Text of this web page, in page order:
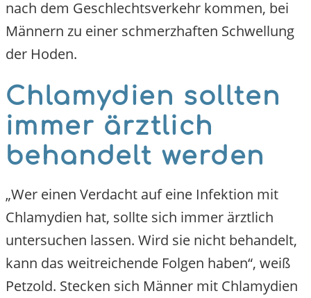
nach dem Geschlechtsverkehr kommen, bei
Männern zu einer schmerzhaften Schwellung
der Hoden.
Chlamydien sollten
immer ärztlich
behandelt werden
„Wer einen Verdacht auf eine Infektion mit
Chlamydien hat, sollte sich immer ärztlich
untersuchen lassen. Wird sie nicht behandelt,
kann das weitreichende Folgen haben“, weiß
Petzold. Stecken sich Männer mit Chlamydien